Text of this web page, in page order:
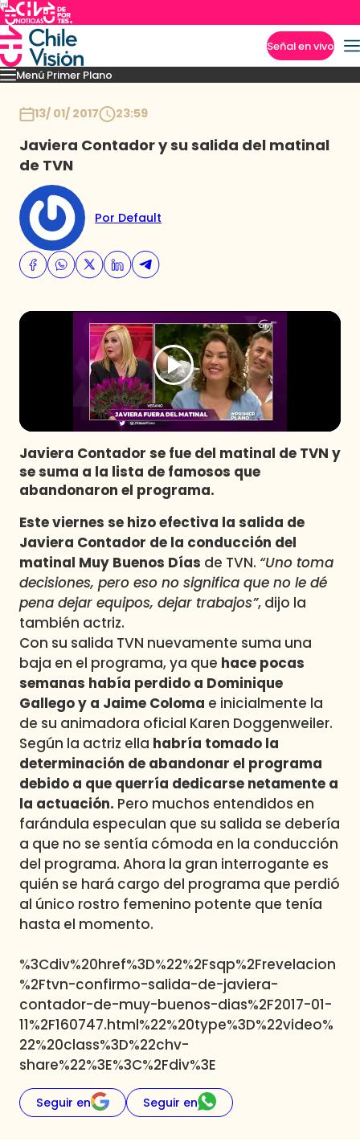
Señal en vivo
Menú Primer Plano
Capítulos Momentos Podcast Novedades
13/ 01/ 2017 23:59
Javiera Contador y su salida del matinal
de TVN
Por Default
Javiera Contador se fue del matinal de TVN y
se suma a la lista de famosos que
abandonaron el programa.
Este viernes se hizo efectiva la salida de
Javiera Contador de la conducción del
matinal Muy Buenos Días de TVN. “Uno toma
decisiones, pero eso no significa que no le dé
pena dejar equipos, dejar trabajos”, dijo la
también actriz.
Con su salida TVN nuevamente suma una
baja en el programa, ya que hace pocas
semanas había perdido a Dominique
Gallego y a Jaime Coloma e inicialmente la
de su animadora oficial Karen Doggenweiler.
Según la actriz ella habría tomado la
determinación de abandonar el programa
debido a que querría dedicarse netamente a
la actuación. Pero muchos entendidos en
farándula especulan que su salida se debería
a que no se sentía cómoda en la conducción
del programa. Ahora la gran interrogante es
quién se hará cargo del programa que perdió
al único rostro femenino potente que tenía
hasta el momento.
%3Cdiv%20href%3D%22%2Fsqp%2Frevelacion
%2Ftvn-confirmo-salida-de-javiera-
contador-de-muy-buenos-dias%2F2017-01-
11%2F160747.html%22%20type%3D%22video%
22%20class%3D%22chv-
share%22%3E%3C%2Fdiv%3E
Seguir en Seguir en
Imperdibles
Programas
Club De La Comedia
Contigo en Directo
Plan Perfecto
El Tiempo
Sabingo
Todos Los Programas